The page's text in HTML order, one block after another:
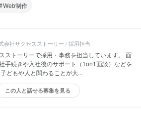
Web制作
会社サクセスストーリー / 採用担当
ストーリーで採用・事務を担当しています。 面
手続きや入社後のサポート（1on1面談）などを
どもや人と関わることが大...
この人と話せる募集を見る